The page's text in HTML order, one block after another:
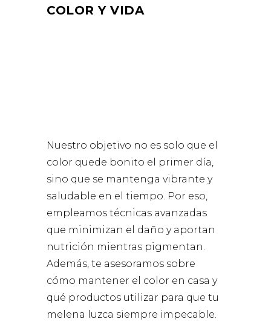
COLOR Y VIDA
Nuestro objetivo no es solo que el
color quede bonito el primer día,
sino que se mantenga vibrante y
saludable en el tiempo. Por eso,
empleamos técnicas avanzadas
que minimizan el daño y aportan
nutrición mientras pigmentan.
Además, te asesoramos sobre
cómo mantener el color en casa y
qué productos utilizar para que tu
melena luzca siempre impecable.